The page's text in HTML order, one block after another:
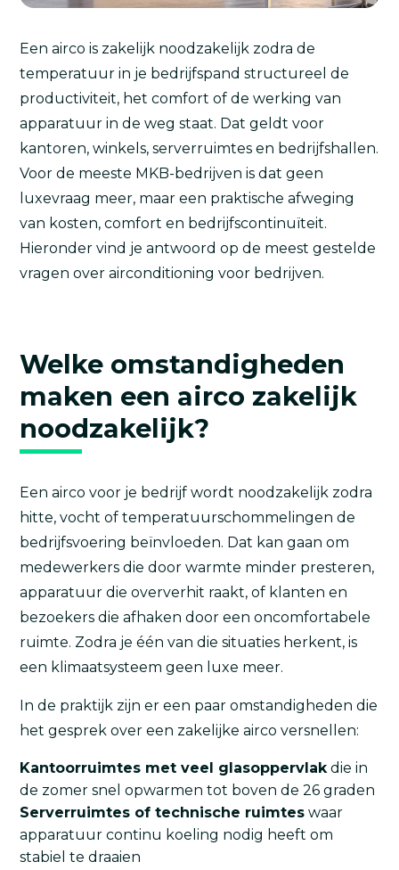
Een airco is zakelijk noodzakelijk zodra de
temperatuur in je bedrijfspand structureel de
productiviteit, het comfort of de werking van
apparatuur in de weg staat. Dat geldt voor
kantoren, winkels, serverruimtes en bedrijfshallen.
Voor de meeste MKB-bedrijven is dat geen
luxevraag meer, maar een praktische afweging
van kosten, comfort en bedrijfscontinuïteit.
Hieronder vind je antwoord op de meest gestelde
vragen over airconditioning voor bedrijven.
Welke omstandigheden
maken een airco zakelijk
noodzakelijk?
Een airco voor je bedrijf wordt noodzakelijk zodra
hitte, vocht of temperatuurschommelingen de
bedrijfsvoering beïnvloeden. Dat kan gaan om
medewerkers die door warmte minder presteren,
apparatuur die oververhit raakt, of klanten en
bezoekers die afhaken door een oncomfortabele
ruimte. Zodra je één van die situaties herkent, is
een klimaatsysteem geen luxe meer.
In de praktijk zijn er een paar omstandigheden die
het gesprek over een zakelijke airco versnellen:
Kantoorruimtes met veel glasoppervlakdie in
de zomer snel opwarmen tot boven de 26 graden
Serverruimtes of technische ruimtes waar
apparatuur continu koeling nodig heeft om
stabiel te draaien